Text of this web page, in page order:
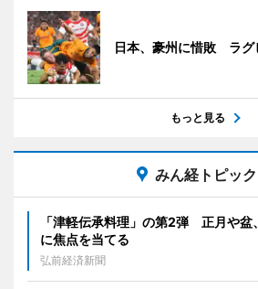
日本、豪州に惜敗 ラグ
もっと見る
みん経トピッ
「津軽伝承料理」の第2弾 正月や盆
に焦点を当てる
弘前経済新聞